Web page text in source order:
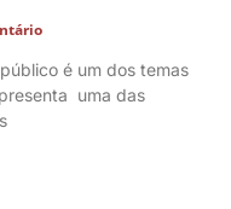
é um dos temas
uma das